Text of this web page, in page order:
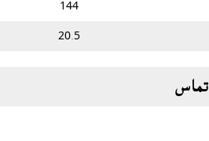
144
20.5
تماس